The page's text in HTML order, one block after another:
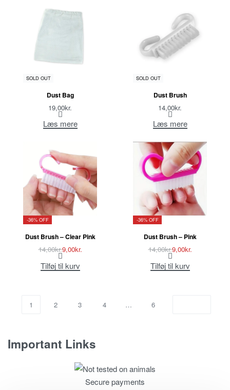
SOLD OUT
Dust Bag
19,00kr.
Læs mere
SOLD OUT
Dust Brush
14,00kr.
Læs mere
-36% OFF
Dust Brush – Clear Pink
14,00kr.9,00kr.
Tilføj til kurv
-36% OFF
Dust Brush – Pink
14,00kr.9,00kr.
Tilføj til kurv
1 2 3 4 … 6
Important Links
Secure payments